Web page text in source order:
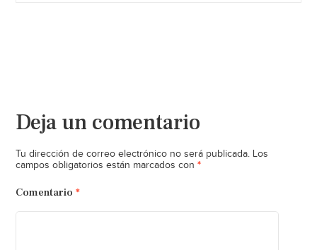
Deja un comentario
Tu dirección de correo electrónico no será publicada. Los
campos obligatorios están marcados con *
Comentario *